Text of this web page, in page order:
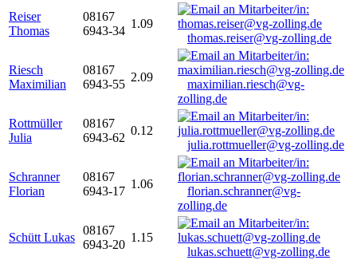
Reiser
Thomas
08167
6943-34
1.09
thomas.reiser@vg-zolling.de
Riesch
Maximilian
08167
6943-55
2.09
maximilian.riesch@vg-
zolling.de
Rottmüller
Julia
08167
6943-62
0.12
julia.rottmueller@vg-zolling.de
Schranner
Florian
08167
6943-17
1.06
florian.schranner@vg-
zolling.de
Schütt Lukas
08167
6943-20
1.15
lukas.schuett@vg-zolling.de